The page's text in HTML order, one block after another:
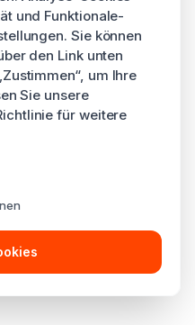
und Funktionale-
Sie können
den Link unten
um Ihre
Sie unsere
für weitere